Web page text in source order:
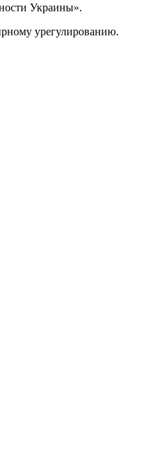
Украины».
урегулированию.